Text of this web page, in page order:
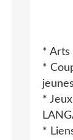
* Arts
*
*
*